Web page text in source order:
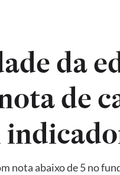
da
de
nota abaixo de 5 no